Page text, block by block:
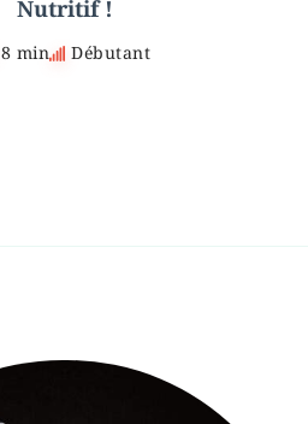
Nutritif !
8 min Débutant